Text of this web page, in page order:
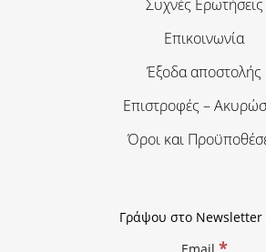
Συχνές Ερωτήσεις
Επικοινωνία
Έξοδα αποστολής
Επιστροφές –
Όροι και
Γράψου στο Newsletter